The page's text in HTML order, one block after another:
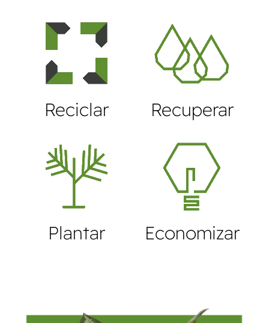
Reciclar
Plantar
Recuperar
Economizar